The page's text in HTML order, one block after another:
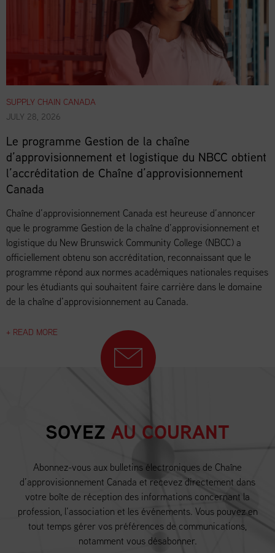
SUPPLY CHAIN CANADA
JULY 28, 2026
Le programme Gestion de la chaîne
d’approvisionnement et logistique du NBCC obtient
l’accréditation de Chaîne d’approvisionnement
Canada
Chaîne d’approvisionnement Canada est heureuse d’annoncer
que le programme Gestion de la chaîne d’approvisionnement et
logistique du New Brunswick Community College (NBCC) a
officiellement obtenu son accréditation, reconnaissant que le
programme répond aux normes académiques nationales requises
pour les étudiants qui souhaitent faire carrière dans le domaine
de la chaîne d’approvisionnement au Canada.
+ READ MORE
SOYEZ AU COURANT
Abonnez-vous aux bulletins électroniques de Chaîne
d’approvisionnement Canada et recevez directement dans
votre boîte de réception des informations concernant la
profession, l’association et les événements. Vous pouvez en
tout temps gérer vos préférences de communications,
notamment vous désabonner.